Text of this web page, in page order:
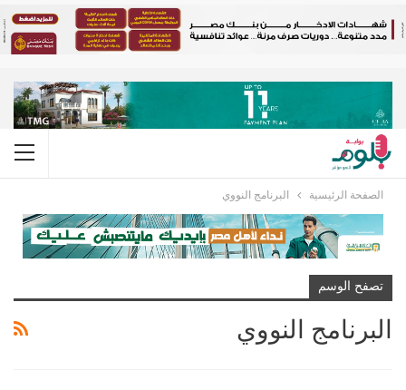
الصفحة الرئيسية البرنامج النووي
تصفح الوسم
البرنامج النووي